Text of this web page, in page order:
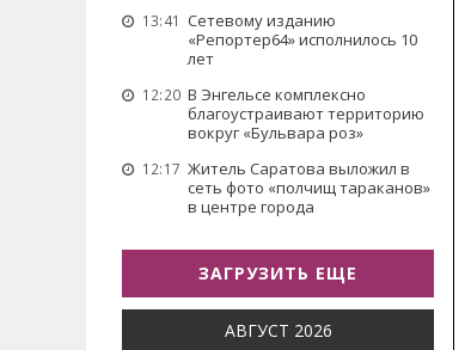
13:41 Сетевому изданию
«Репортер64» исполнилось 10
лет
12:20 В Энгельсе комплексно
благоустраивают территорию
вокруг «Бульвара роз»
12:17 Житель Саратова выложил в
сеть фото «полчищ тараканов»
в центре города
ЗАГРУЗИТЬ ЕЩЕ
АВГУСТ 2026